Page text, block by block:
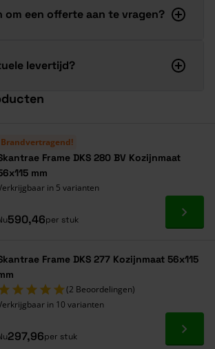
om een offerte aan te vragen?
levertijd?
Brandvertragend!
Frame DKS 280 BV Kozijnmaat
mm
in 5 varianten
590,46per stuk Ga
Frame DKS 277 Kozijnmaat 56x115
(2 Beoordelingen)
in 10 varianten
297,96per stuk Ga